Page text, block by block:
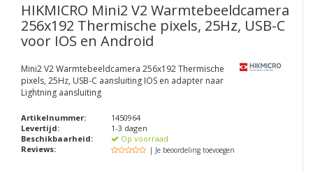
HIKMICRO Mini2 V2 Warmtebeeldcamera
256x192 Thermische pixels, 25Hz, USB-C
voor IOS en Android
Mini2 V2 Warmtebeeldcamera 256x192 Thermische
pixels, 25Hz, USB-C aansluiting IOS en adapter naar
Lightning aansluiting
Artikelnummer:
1450964
Levertijd:
1-3 dagen
Beschikbaarheid:
Op voorraad
Reviews:
| Je beoordeling toevoegen